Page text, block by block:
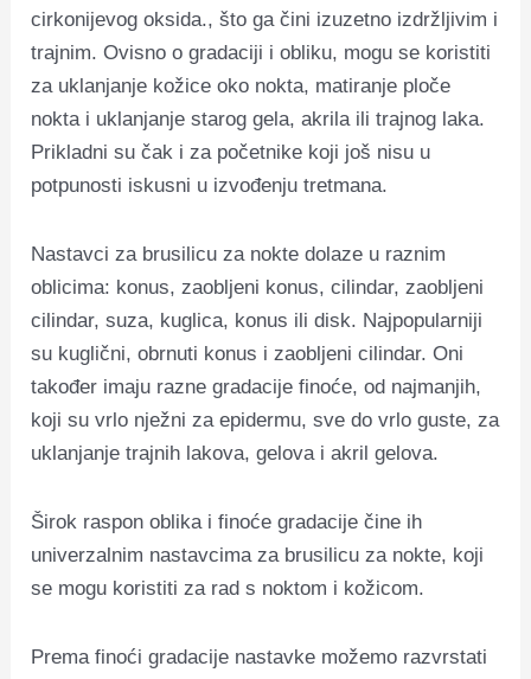
cirkonijevog oksida., što ga čini izuzetno izdržljivim i
trajnim. Ovisno o gradaciji i obliku, mogu se koristiti
za uklanjanje kožice oko nokta, matiranje ploče
nokta i uklanjanje starog gela, akrila ili trajnog laka.
Prikladni su čak i za početnike koji još nisu u
potpunosti iskusni u izvođenju tretmana.
Nastavci za brusilicu za nokte dolaze u raznim
oblicima: konus, zaobljeni konus, cilindar, zaobljeni
cilindar, suza, kuglica, konus ili disk. Najpopularniji
su kuglični, obrnuti konus i zaobljeni cilindar. Oni
također imaju razne gradacije finoće, od najmanjih,
koji su vrlo nježni za epidermu, sve do vrlo guste, za
uklanjanje trajnih lakova, gelova i akril gelova.
Širok raspon oblika i finoće gradacije čine ih
univerzalnim nastavcima za brusilicu za nokte, koji
se mogu koristiti za rad s noktom i kožicom.
Prema finoći gradacije nastavke možemo razvrstati